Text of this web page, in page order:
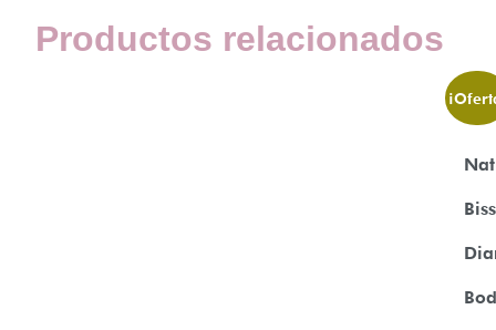
Productos relacionados